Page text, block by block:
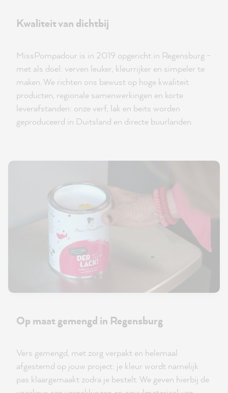
Kwaliteit van dichtbij
MissPompadour is in 2019 opgericht in Regensburg -
met als doel: verven leuker, kleurrijker en simpeler te
maken. We richten ons bewust op hoge kwaliteit
producten, regionale samenwerkingen en korte
leverafstanden: onze verf, lak en beits worden
geproduceerd in Duitsland en directe buurlanden.
Op maat gemengd in Regensburg
Vers gemengd, met zorg verpakt en helemaal
afgestemd op jouw project: je kleur wordt namelijk
pas klaargemaakt zodra je bestelt. We geven hierbij de